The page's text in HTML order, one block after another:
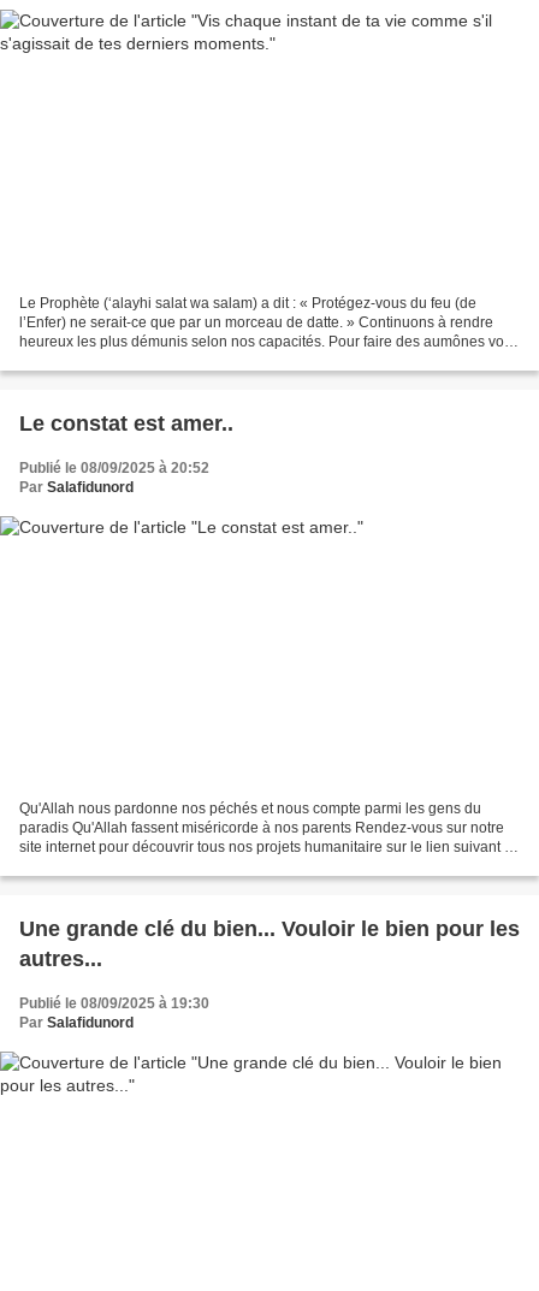
Le Prophète (‘alayhi salat wa salam) a dit : « Protégez-vous du feu (de
l’Enfer) ne serait-ce que par un morceau de datte. » Continuons à rendre
heureux les plus démunis selon nos capacités. Pour faire des aumônes vous
Le constat est amer..
Publié le 08/09/2025 à 20:52
Par Salafidunord
Qu'Allah nous pardonne nos péchés et nous compte parmi les gens du
paradis Qu'Allah fassent miséricorde à nos parents Rendez-vous sur notre
site internet pour découvrir tous nos projets humanitaire sur le lien suivant :
Une grande clé du bien... Vouloir le bien pour les
autres...
Publié le 08/09/2025 à 19:30
Par Salafidunord